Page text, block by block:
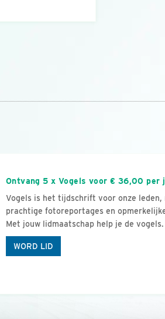
Ontvang 5 x Vogels voor € 36,00 per
Vogels is het tijdschrift voor onze leden,
prachtige fotoreportages en
Met jouw lidmaatschap help je de vogels.
WORD LID